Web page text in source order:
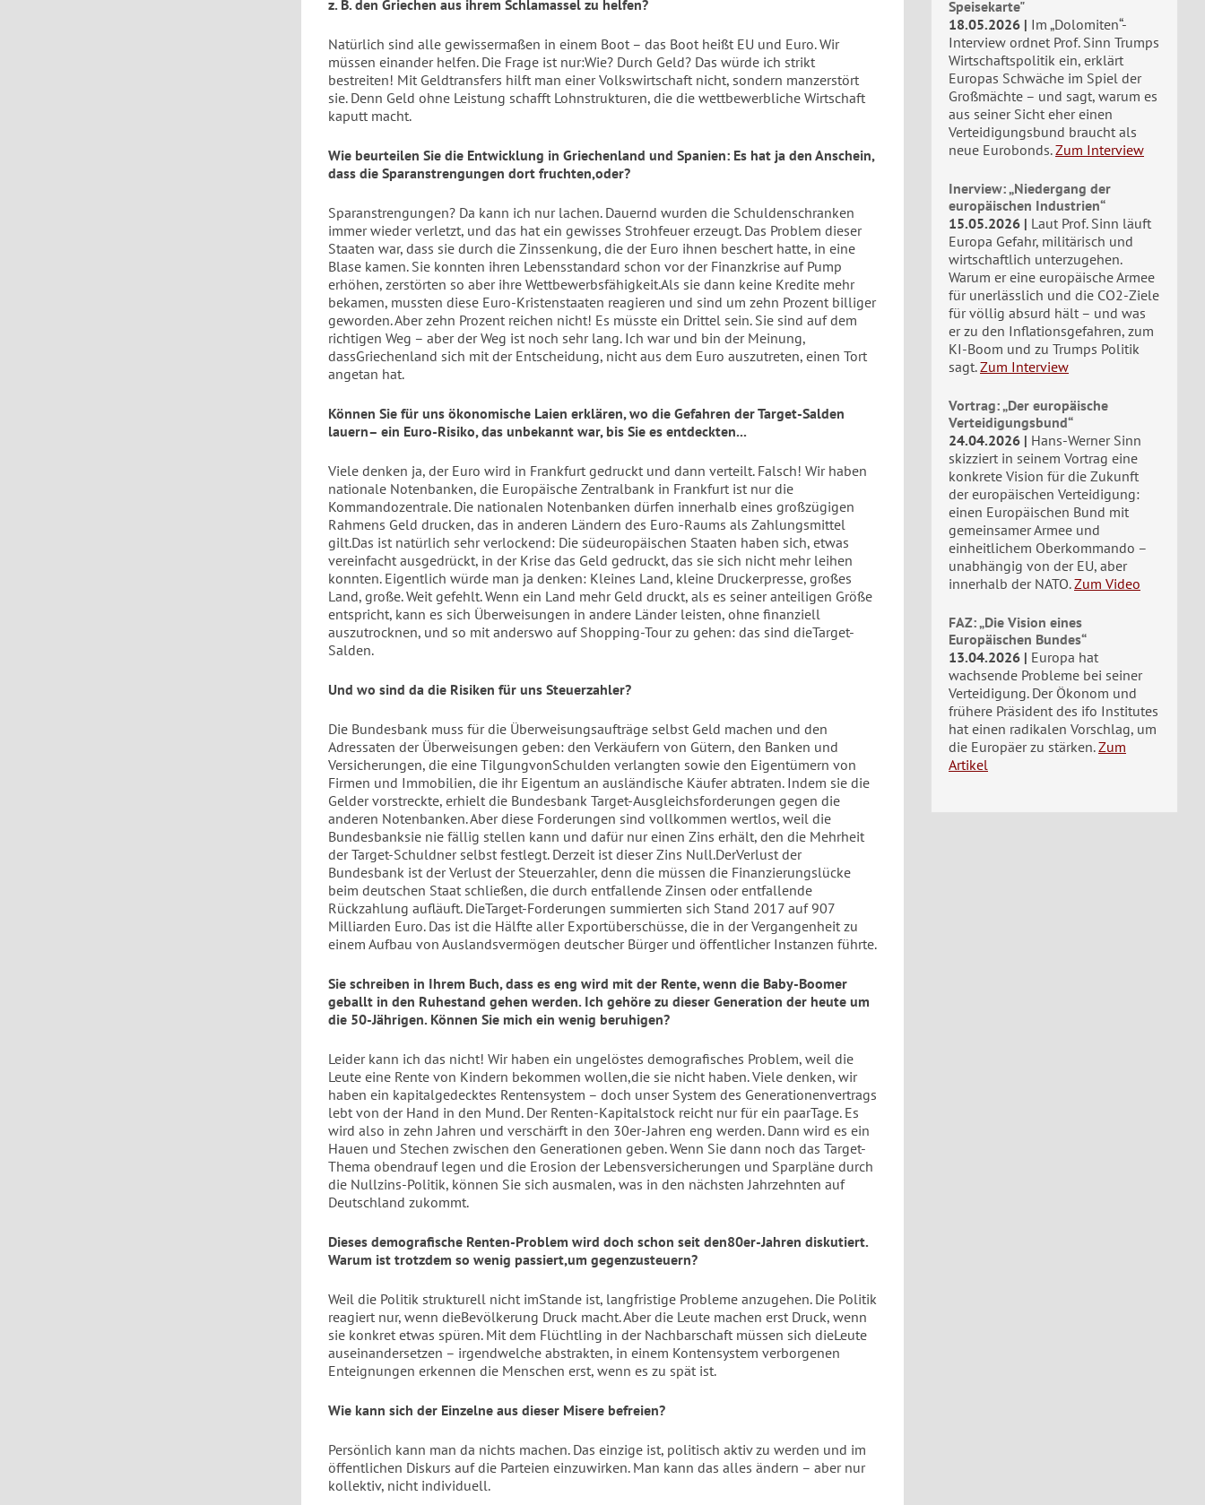
z. B. den Griechen aus ihrem Schlamassel zu helfen?
Natürlich sind alle gewissermaßen in einem Boot – das Boot heißt EU und Euro. Wir
müssen einander helfen. Die Frage ist nur:Wie? Durch Geld? Das würde ich strikt
bestreiten! Mit Geldtransfers hilft man einer Volkswirtschaft nicht, sondern manzerstört
sie. Denn Geld ohne Leistung schafft Lohnstrukturen, die die wettbewerbliche Wirtschaft
kaputt macht.
Wie beurteilen Sie die Entwicklung in Griechenland und Spanien: Es hat ja den Anschein,
dass die Sparanstrengungen dort fruchten,oder?
Sparanstrengungen? Da kann ich nur lachen. Dauernd wurden die Schuldenschranken
immer wieder verletzt, und das hat ein gewisses Strohfeuer erzeugt. Das Problem dieser
Staaten war, dass sie durch die Zinssenkung, die der Euro ihnen beschert hatte, in eine
Blase kamen. Sie konnten ihren Lebensstandard schon vor der Finanzkrise auf Pump
erhöhen, zerstörten so aber ihre Wettbewerbsfähigkeit.Als sie dann keine Kredite mehr
bekamen, mussten diese Euro-Kristenstaaten reagieren und sind um zehn Prozent billiger
geworden. Aber zehn Prozent reichen nicht! Es müsste ein Drittel sein. Sie sind auf dem
richtigen Weg – aber der Weg ist noch sehr lang. Ich war und bin der Meinung,
dassGriechenland sich mit der Entscheidung, nicht aus dem Euro auszutreten, einen Tort
angetan hat.
Können Sie für uns ökonomische Laien erklären, wo die Gefahren der Target-Salden
lauern– ein Euro-Risiko, das unbekannt war, bis Sie es entdeckten...
Viele denken ja, der Euro wird in Frankfurt gedruckt und dann verteilt. Falsch! Wir haben
nationale Notenbanken, die Europäische Zentralbank in Frankfurt ist nur die
Kommandozentrale. Die nationalen Notenbanken dürfen innerhalb eines großzügigen
Rahmens Geld drucken, das in anderen Ländern des Euro-Raums als Zahlungsmittel
gilt.Das ist natürlich sehr verlockend: Die südeuropäischen Staaten haben sich, etwas
vereinfacht ausgedrückt, in der Krise das Geld gedruckt, das sie sich nicht mehr leihen
konnten. Eigentlich würde man ja denken: Kleines Land, kleine Druckerpresse, großes
Land, große. Weit gefehlt. Wenn ein Land mehr Geld druckt, als es seiner anteiligen Größe
entspricht, kann es sich Überweisungen in andere Länder leisten, ohne finanziell
auszutrocknen, und so mit anderswo auf Shopping-Tour zu gehen: das sind dieTarget-
Salden.
Und wo sind da die Risiken für uns Steuerzahler?
Die Bundesbank muss für die Überweisungsaufträge selbst Geld machen und den
Adressaten der Überweisungen geben: den Verkäufern von Gütern, den Banken und
Versicherungen, die eine TilgungvonSchulden verlangten sowie den Eigentümern von
Firmen und Immobilien, die ihr Eigentum an ausländische Käufer abtraten. Indem sie die
Gelder vorstreckte, erhielt die Bundesbank Target-Ausgleichsforderungen gegen die
anderen Notenbanken. Aber diese Forderungen sind vollkommen wertlos, weil die
Bundesbanksie nie fällig stellen kann und dafür nur einen Zins erhält, den die Mehrheit
der Target-Schuldner selbst festlegt. Derzeit ist dieser Zins Null.DerVerlust der
Bundesbank ist der Verlust der Steuerzahler, denn die müssen die Finanzierungslücke
beim deutschen Staat schließen, die durch entfallende Zinsen oder entfallende
Rückzahlung aufläuft. DieTarget-Forderungen summierten sich Stand 2017 auf 907
Milliarden Euro. Das ist die Hälfte aller Exportüberschüsse, die in der Vergangenheit zu
einem Aufbau von Auslandsvermögen deutscher Bürger und öffentlicher Instanzen führte.
Sie schreiben in Ihrem Buch, dass es eng wird mit der Rente, wenn die Baby-Boomer
geballt in den Ruhestand gehen werden. Ich gehöre zu dieser Generation der heute um
die 50-Jährigen. Können Sie mich ein wenig beruhigen?
Leider kann ich das nicht! Wir haben ein ungelöstes demografisches Problem, weil die
Leute eine Rente von Kindern bekommen wollen,die sie nicht haben. Viele denken, wir
haben ein kapitalgedecktes Rentensystem – doch unser System des Generationenvertrags
lebt von der Hand in den Mund. Der Renten-Kapitalstock reicht nur für ein paarTage. Es
wird also in zehn Jahren und verschärft in den 30er-Jahren eng werden. Dann wird es ein
Hauen und Stechen zwischen den Generationen geben. Wenn Sie dann noch das Target-
Thema obendrauf legen und die Erosion der Lebensversicherungen und Sparpläne durch
die Nullzins-Politik, können Sie sich ausmalen, was in den nächsten Jahrzehnten auf
Deutschland zukommt.
Dieses demografische Renten-Problem wird doch schon seit den80er-Jahren diskutiert.
Warum ist trotzdem so wenig passiert,um gegenzusteuern?
Weil die Politik strukturell nicht imStande ist, langfristige Probleme anzugehen. Die Politik
reagiert nur, wenn dieBevölkerung Druck macht. Aber die Leute machen erst Druck, wenn
sie konkret etwas spüren. Mit dem Flüchtling in der Nachbarschaft müssen sich dieLeute
auseinandersetzen – irgendwelche abstrakten, in einem Kontensystem verborgenen
Enteignungen erkennen die Menschen erst, wenn es zu spät ist.
Wie kann sich der Einzelne aus dieser Misere befreien?
Persönlich kann man da nichts machen. Das einzige ist, politisch aktiv zu werden und im
öffentlichen Diskurs auf die Parteien einzuwirken. Man kann das alles ändern – aber nur
kollektiv, nicht individuell.
Speisekarte"
18.05.2026
Im „Dolomiten“-
Interview ordnet Prof. Sinn Trumps
Wirtschaftspolitik ein, erklärt
Europas Schwäche im Spiel der
Großmächte – und sagt, warum es
aus seiner Sicht eher einen
Verteidigungsbund braucht als
neue Eurobonds. Zum Interview
Inerview: „Niedergang der
europäischen Industrien“
15.05.2026
Laut Prof. Sinn läuft
Europa Gefahr, militärisch und
wirtschaftlich unterzugehen.
Warum er eine europäische Armee
für unerlässlich und die CO2-Ziele
für völlig absurd hält – und was
er zu den Inflationsgefahren, zum
KI-Boom und zu Trumps Politik
sagt. Zum Interview
Vortrag: „Der europäische
Verteidigungsbund“
24.04.2026
Hans-Werner Sinn
skizziert in seinem Vortrag eine
konkrete Vision für die Zukunft
der europäischen Verteidigung:
einen Europäischen Bund mit
gemeinsamer Armee und
einheitlichem Oberkommando –
unabhängig von der EU, aber
innerhalb der NATO. Zum Video
FAZ: „Die Vision eines
Europäischen Bundes“
13.04.2026
Europa hat
wachsende Probleme bei seiner
Verteidigung. Der Ökonom und
frühere Präsident des ifo Institutes
hat einen radikalen Vorschlag, um
die Europäer zu stärken. Zum
Artikel